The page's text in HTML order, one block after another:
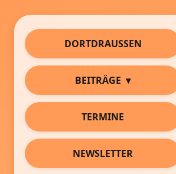
DORTDRAUSSEN
BEITRÄGE
TERMINE
NEWSLETTER